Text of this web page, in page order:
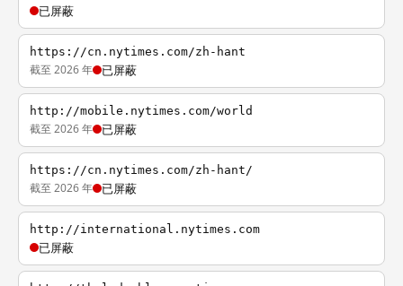
已屏蔽
https://cn.nytimes.com/zh-hant
截至 2026 年 已屏蔽
http://mobile.nytimes.com/world
截至 2026 年 已屏蔽
https://cn.nytimes.com/zh-hant/
截至 2026 年 已屏蔽
http://international.nytimes.com
已屏蔽